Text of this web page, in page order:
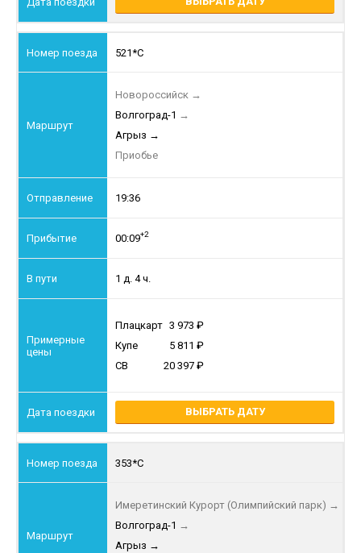
521*С
Новороссийск →
Волгоград-1 →
Агрыз →
Приобье
19:36
00:09+2
1 д. 4 ч.
Плацкарт 3 973
Купе
5 811
СВ
20 397
ВЫБРАТЬ ДАТУ
353*С
Имеретинский Курорт (Олимпийский парк) →
Волгоград-1 →
Агрыз →